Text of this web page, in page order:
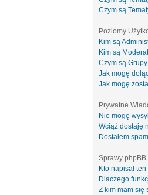
Czym są
Poziomy
Kim są
Kim są
Czym są
Jak mogę
Jak mogę
Prywatne
Nie mogę
Wciąż dostaję
Dostałem
Sprawy phpBB
Kto napisał
Dlaczego
Z kim mam się